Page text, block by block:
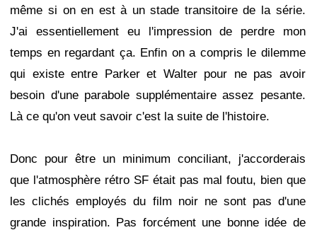
même si on en est à un stade transitoire de la série.
J'ai essentiellement eu l'impression de perdre mon
temps en regardant ça. Enfin on a compris le dilemme
qui existe entre Parker et Walter pour ne pas avoir
besoin d'une parabole supplémentaire assez pesante.
Là ce qu'on veut savoir c'est la suite de l'histoire.
Donc pour être un minimum conciliant, j'accorderais
que l'atmosphère rétro SF était pas mal foutu, bien que
les clichés employés du film noir ne sont pas d'une
grande inspiration. Pas forcément une bonne idée de